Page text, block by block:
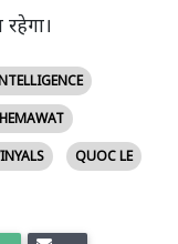
QUOC LE